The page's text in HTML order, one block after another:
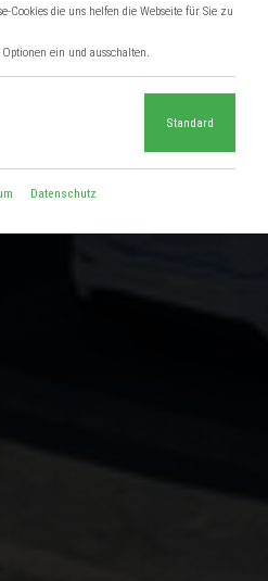
Cookies die uns helfen die Webseite für Sie zu
ein und ausschalten.
Standard
Datenschutz